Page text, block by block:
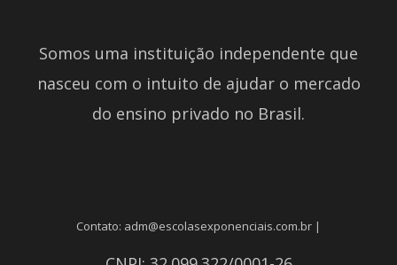
Somos uma instituição independente que
nasceu com o intuito de ajudar o mercado
do ensino privado no Brasil.
Contato: adm@escolasexponenciais.com.br |